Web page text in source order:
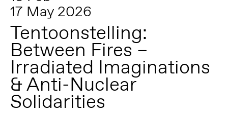
17 May 2026
Tentoonstelling:
Between Fires –
Irradiated Imaginations
& Anti-Nuclear
Solidarities